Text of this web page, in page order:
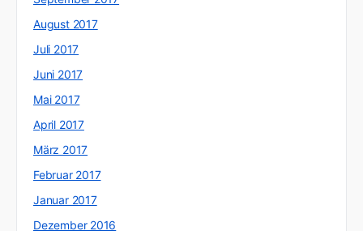
August 2017
Juli 2017
Juni 2017
Mai 2017
April 2017
März 2017
Februar 2017
Januar 2017
Dezember 2016